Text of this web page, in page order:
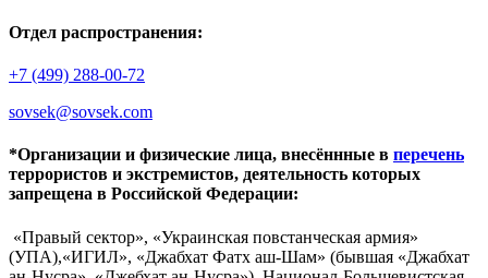
Отдел распространения:
+7 (499) 288-00-72
sovsek@sovsek.com
*Организации и физические лица, внесённные в перечень
террористов и экстремистов, деятельность которых
запрещена в Российской Федерации:
«Правый сектор», «Украинская повстанческая армия»
(УПА),«ИГИЛ», «Джабхат Фатх аш-Шам» (бывшая «Джабхат